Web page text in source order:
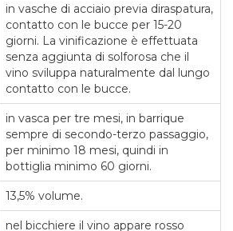
in vasche di acciaio previa diraspatura,
contatto con le bucce per 15-20
giorni. La vinificazione è effettuata
senza aggiunta di solforosa che il
vino sviluppa naturalmente dal lungo
contatto con le bucce.
in vasca per tre mesi, in barrique
sempre di secondo-terzo passaggio,
per minimo 18 mesi, quindi in
bottiglia minimo 60 giorni.
13,5% volume.
nel bicchiere il vino appare rosso